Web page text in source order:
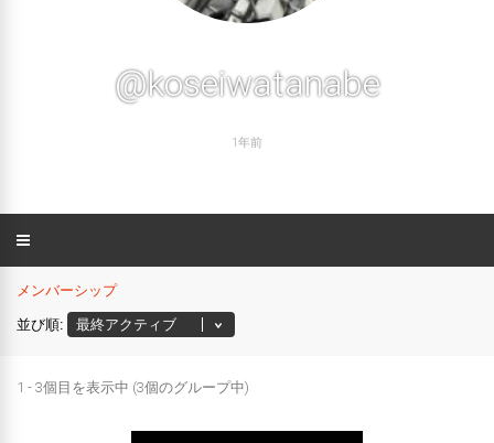
@koseiwatanabe
1年前
メンバーシップ
並び順:
1 - 3個目を表示中 (3個のグループ中)